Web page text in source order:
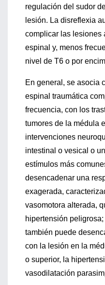
regulación del sudor
lesión. La disreflexia
complicar las lesiones
espinal y, menos
nivel de T6 o por
En general, se asocia
espinal traumática
frecuencia, con los
tumores de la médula
intervenciones
intestinal o vesical o
estímulos más
desencadenar una
exagerada,
vasomotora alterada,
hipertensión
también puede
con la lesión en la
o superior, la
vasodilatación